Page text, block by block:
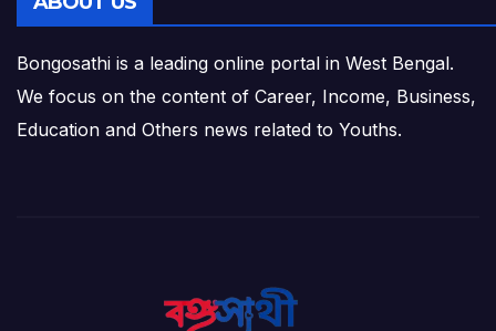
Bongosathi is a leading online portal in West Bengal.
We focus on the content of Career, Income, Business,
Education and Others news related to Youths.